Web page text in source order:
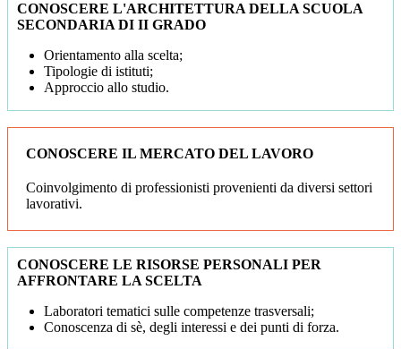
CONOSCERE L'ARCHITETTURA DELLA SCUOLA
SECONDARIA DI II GRADO
Orientamento alla scelta;
Tipologie di istituti;
Approccio allo studio.
CONOSCERE IL MERCATO DEL LAVORO
Coinvolgimento di professionisti provenienti da diversi settori
lavorativi.
CONOSCERE LE RISORSE PERSONALI PER
AFFRONTARE LA SCELTA
Laboratori tematici sulle competenze trasversali;
Conoscenza di sè, degli interessi e dei punti di forza.